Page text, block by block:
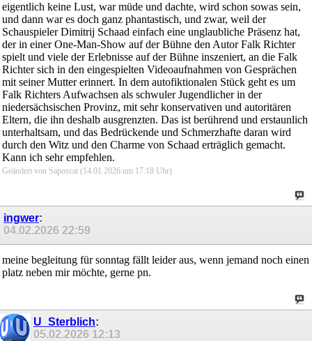
eigentlich keine Lust, war müde und dachte, wird schon sowas sein,
und dann war es doch ganz phantastisch, und zwar, weil der
Schauspieler Dimitrij Schaad einfach eine unglaubliche Präsenz hat,
der in einer One-Man-Show auf der Bühne den Autor Falk Richter
spielt und viele der Erlebnisse auf der Bühne inszeniert, an die Falk
Richter sich in den eingespielten Videoaufnahmen von Gesprächen
mit seiner Mutter erinnert. In dem autofiktionalen Stück geht es um
Falk Richters Aufwachsen als schwuler Jugendlicher in der
niedersächsischen Provinz, mit sehr konservativen und autoritären
Eltern, die ihn deshalb ausgrenzten. Das ist berührend und erstaunlich
unterhaltsam, und das Bedrückende und Schmerzhafte daran wird
durch den Witz und den Charme von Schaad erträglich gemacht.
Kann ich sehr empfehlen.
Geändert von Saposcat (14.01.2026 um 17:18 Uhr)
ingwer:
04.02.2026 22:59
meine begleitung für sonntag fällt leider aus, wenn jemand noch einen
platz neben mir möchte, gerne pn.
U_Sterblich:
05.02.2026 12:13